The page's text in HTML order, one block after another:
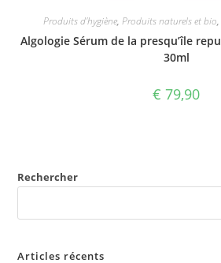
Produits d'hygiène, Produits naturels et bio,
Algologie Sérum de la presqu’île
30ml
€ 79,90
Rechercher
Articles récents